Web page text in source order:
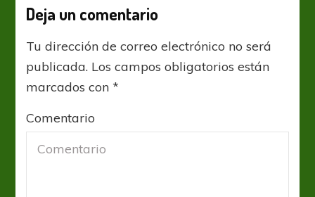
Deja un comentario
Tu dirección de correo electrónico no será
publicada. Los campos obligatorios están
marcados con*
Comentario